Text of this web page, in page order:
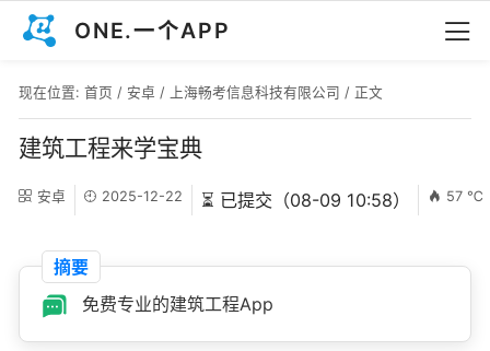
ONE.一个APP
现在位置: 首页 / 安卓 / 上海畅考信息科技有限公司 / 正文
建筑工程来学宝典
安卓 2025-12-22 ⏳ 已提交（08-09 10:58） 57 ℃
摘要
免费专业的建筑工程App